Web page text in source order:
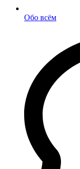
Обо всём